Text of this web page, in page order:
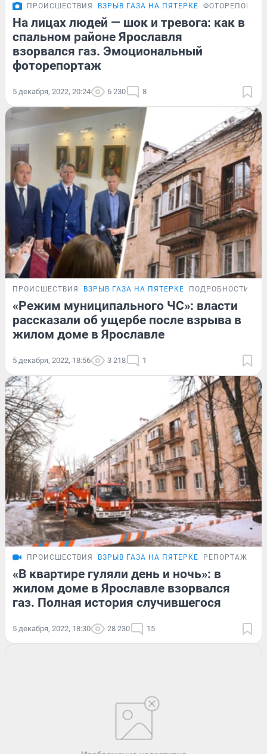
ПРОИСШЕСТВИЯ ВЗРЫВ ГАЗА НА ПЯТЕРКЕ
На лицах людей — шок и тревога: как в
спальном районе Ярославля
взорвался газ. Эмоциональный
фоторепортаж
5 декабря, 2022, 20:24 6 230 8
ПРОИСШЕСТВИЯ ВЗРЫВ ГАЗА НА ПЯТЕРКЕ ПОДРОБНОСТИ
«Режим муниципального ЧС»: власти
рассказали об ущербе после взрыва в
жилом доме в Ярославле
5 декабря, 2022, 18:56 3 218 1
ПРОИСШЕСТВИЯ ВЗРЫВ ГАЗА НА ПЯТЕРКЕ РЕПОРТАЖ
«В квартире гуляли день и ночь»: в
жилом доме в Ярославле взорвался
газ. Полная история случившегося
5 декабря, 2022, 18:30 28 230 15